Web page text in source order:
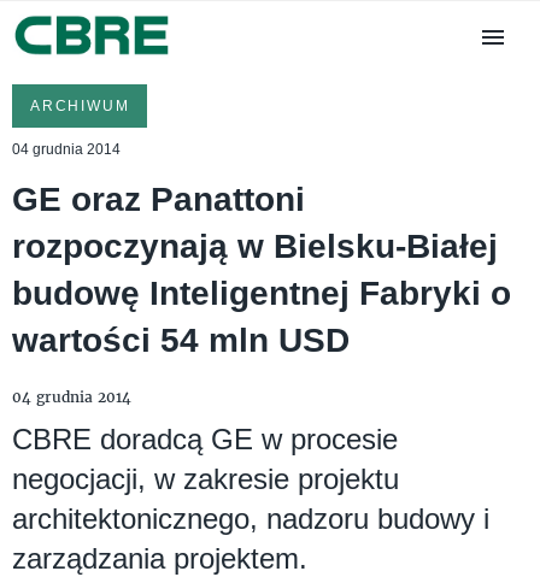
ARCHIWUM
04 grudnia 2014
GE oraz Panattoni
rozpoczynają w Bielsku-Białej
budowę Inteligentnej Fabryki o
wartości 54 mln USD
04 grudnia 2014
CBRE doradcą GE w procesie
negocjacji, w zakresie projektu
architektonicznego, nadzoru budowy i
zarządzania projektem.